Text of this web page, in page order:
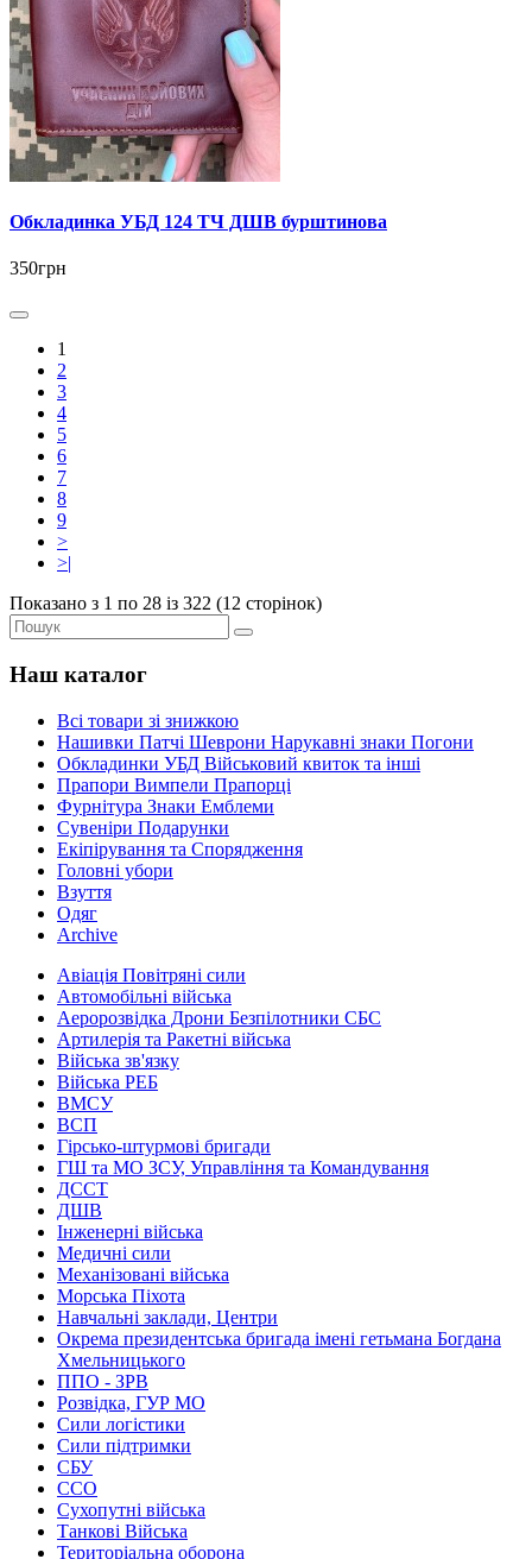
Обкладинка УБД 124 ТЧ ДШВ бурштинова
350грн
1
2
3
4
5
6
7
8
9
>
>|
Показано з 1 по 28 із 322 (12 сторінок)
Наш каталог
Всі товари зі знижкою
Нашивки Патчі Шеврони Нарукавні знаки Погони
Обкладинки УБД Військовий квиток та інші
Прапори Вимпели Прапорці
Фурнітура Знаки Емблеми
Сувеніри Подарунки
Екіпірування та Спорядження
Головні убори
Взуття
Одяг
Archive
Авіація Повітряні сили
Автомобільні війська
Аеророзвідка Дрони Безпілотники СБС
Артилерія та Ракетні війська
Війська зв'язку
Війська РЕБ
ВМСУ
ВСП
Гірсько-штурмові бригади
ГШ та МО ЗСУ, Управління та Командування
ДССТ
ДШВ
Інженерні війська
Медичні сили
Механізовані війська
Морська Піхота
Навчальні заклади, Центри
Окрема президентська бригада імені гетьмана Богдана
Хмельницького
ППО - ЗРВ
Розвідка, ГУР МО
Сили логістики
Сили підтримки
СБУ
ССО
Сухопутні війська
Танкові Війська
Територіальна оборона